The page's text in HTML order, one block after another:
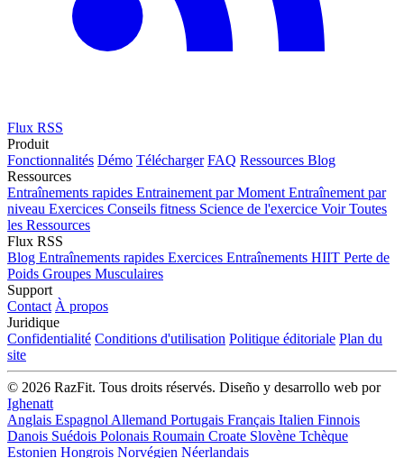
Flux RSS
Produit
Fonctionnalités Démo Télécharger FAQ Ressources Blog
Ressources
Entraînements rapides Entrainement par Moment Entraînement par
niveau Exercices Conseils fitness Science de l'exercice Voir Toutes
les Ressources
Flux RSS
Blog Entraînements rapides Exercices Entraînements HIIT Perte de
Poids Groupes Musculaires
Support
Contact À propos
Juridique
Confidentialité Conditions d'utilisation Politique éditoriale Plan du
site
© 2026 RazFit. Tous droits réservés. Diseño y desarrollo web por
Ighenatt
Anglais Espagnol Allemand Portugais Français Italien Finnois
Danois Suédois Polonais Roumain Croate Slovène Tchèque
Estonien Hongrois Norvégien Néerlandais